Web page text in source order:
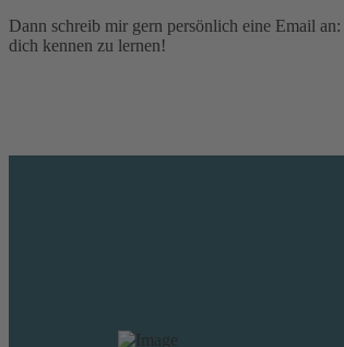
Dann schreib mir gern persönlich eine Email an:
dich kennen zu lernen!